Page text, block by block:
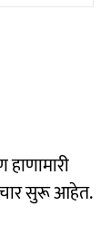
सुरू आहेत.